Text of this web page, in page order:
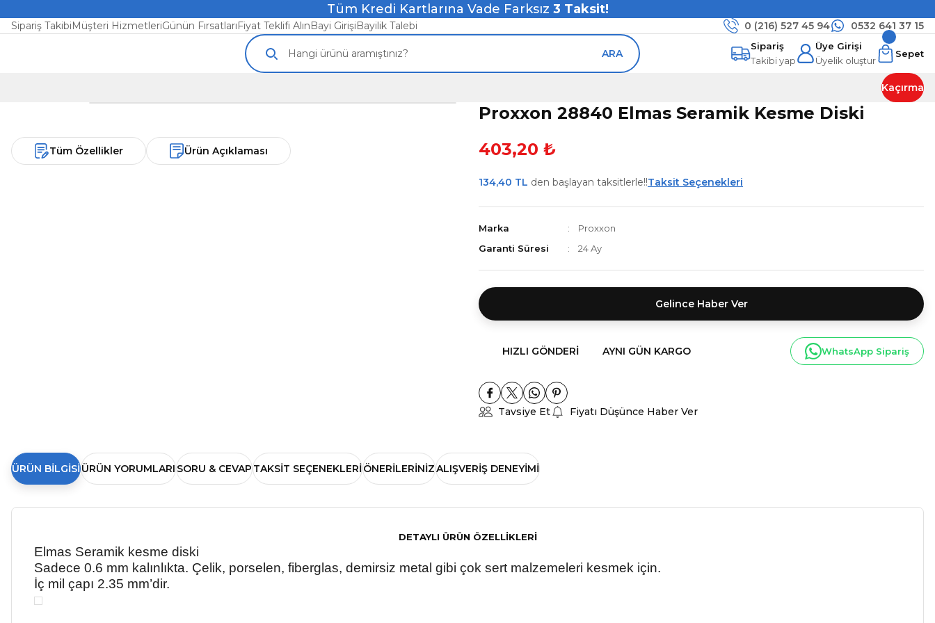
Tüm Kredi Kartlarına Vade Farksız 3 Taksit!
Sipariş TakibiMüşteri HizmetleriGünün FırsatlarıFiyat Teklifi AlınBayi GirişiBayilik Talebi 0 (216) 527 45 94 0532 641 37 15
ARA
Sipariş
Takibi yap
Üye Girişi
Üyelik oluştur
Sepet
Kaçırma
Tüm Özellikler Ürün Açıklaması
Proxxon 28840 Elmas Seramik Kesme Diski
403,20 ₺
134,40 TL den başlayan taksitlerle!!Taksit Seçenekleri
Marka
Proxxon
Garanti Süresi
24 Ay
Gelince Haber Ver
HIZLI GÖNDERI AYNI GÜN KARGO WhatsApp Sipariş
Tavsiye Et Fiyatı Düşünce Haber Ver
ÜRÜN BILGISI ÜRÜN YORUMLARISORU & CEVAPTAKSIT SEÇENEKLERIÖNERILERINIZALIŞVERIŞ DENEYIMI
DETAYLI ÜRÜN ÖZELLİKLERİ
Elmas Seramik kesme diski
Sadece 0.6 mm kalınlıkta. Çelik, porselen, fiberglas, demirsiz metal gibi çok sert malzemeleri kesmek için.
İç mil çapı 2.35 mm’dir.